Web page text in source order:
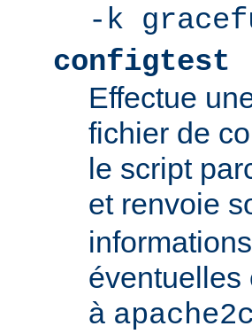
-k
configtest
Effectue
fichier de
le script
et renvoie
éventuelles
à